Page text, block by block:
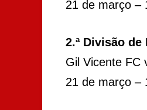
21 de março –
2.ª Divisão de
Gil Vicente FC
21 de março –